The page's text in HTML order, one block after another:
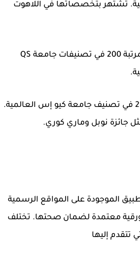
تشتهر بتخصصاتها في اللاهوت
تأسست عام 1970. احتلت المرتبة 200 في تصنيفات جامعة QS
تأسست عام 1834. تحتل المرتبة 250 في تصنيف جامعة كيو إس العالمية.
الموجودة على المواقع الرسمية
معتمدة لضمان صحتها. تختلف
إليها